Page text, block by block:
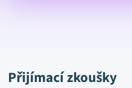
Přijímací zkoušky